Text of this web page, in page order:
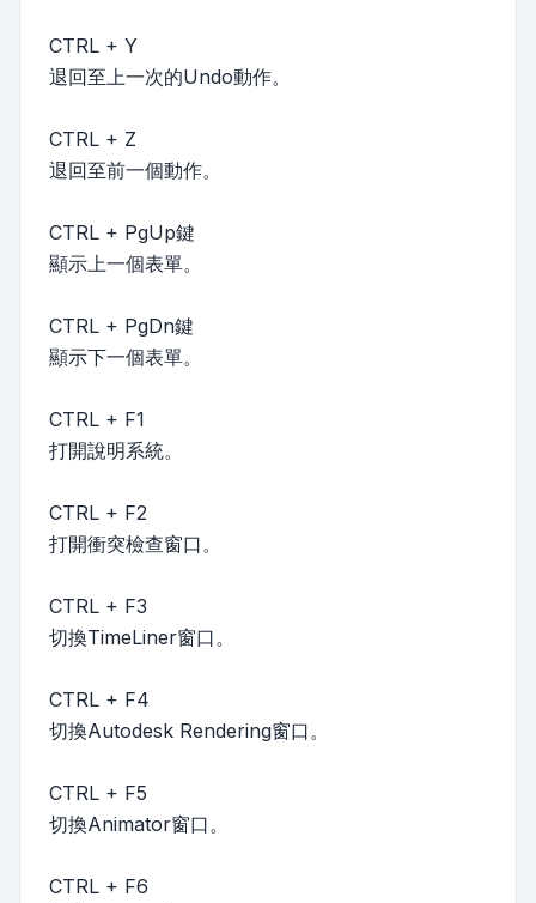
CTRL + Y
退回至上一次的Undo動作。
CTRL + Z
退回至前一個動作。
CTRL + PgUp鍵
顯示上一個表單。
CTRL + PgDn鍵
顯示下一個表單。
CTRL + F1
打開說明系統。
CTRL + F2
打開衝突檢查窗口。
CTRL + F3
切換TimeLiner窗口。
CTRL + F4
切換Autodesk Rendering窗口。
CTRL + F5
切換Animator窗口。
CTRL + F6